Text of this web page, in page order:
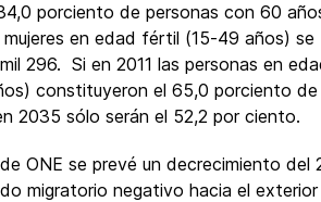
porciento de personas con 60
mujeres en edad fértil (15-49 años) se
296. Si en 2011 las personas en
constituyeron el 65,0 porciento de
2035 sólo serán el 52,2 por ciento.
ONE se prevé un decrecimiento del
migratorio negativo hacia el